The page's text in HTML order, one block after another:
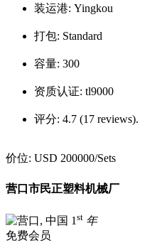
装运港: Yingkou
打包: Standard
容量: 300
资质认证: tl9000
评分: 4.7 (17 reviews).
价位: USD 200000/Sets
营口市民正塑料机械厂
1 st 年
免费会员